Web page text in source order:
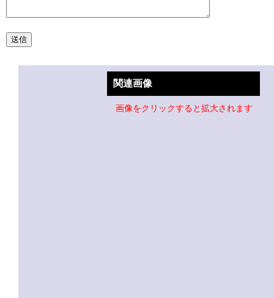
関連画像
画像をクリックすると拡大されます